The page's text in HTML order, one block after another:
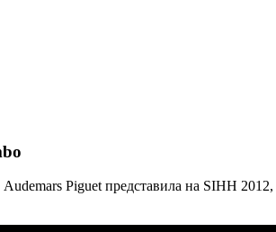
Piguet представила на SIHH